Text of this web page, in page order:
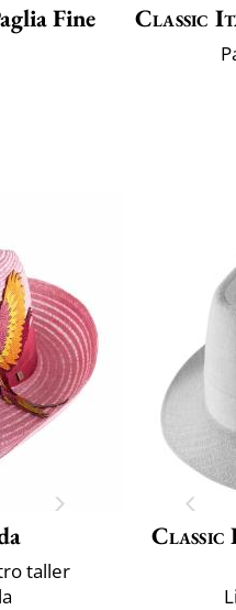
Fine Classic
taller